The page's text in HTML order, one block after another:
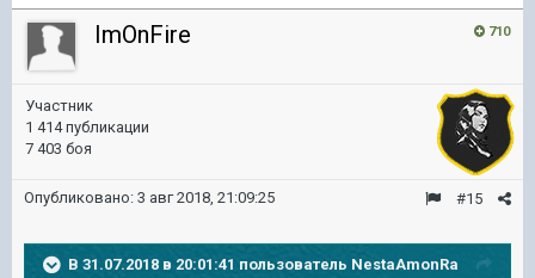
710
ImOnFire
Участник
1 414 публикации
7 403 боя
#15
Опубликовано: 3 авг 2018, 21:09:25
В 31.07.2018 в 20:01:41 пользователь NestaAmonRa